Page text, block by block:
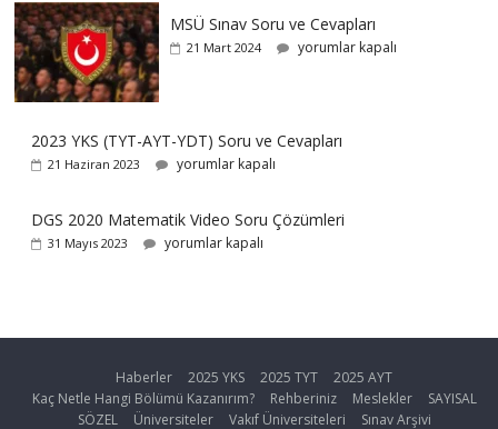
MSÜ Sınav Soru ve Cevapları
21 Mart 2024 yorumlar kapalı
2023 YKS (TYT-AYT-YDT) Soru ve Cevapları
21 Haziran 2023 yorumlar kapalı
DGS 2020 Matematik Video Soru Çözümleri
31 Mayıs 2023 yorumlar kapalı
Haberler 2025 YKS 2025 TYT
2025 AYT
Kaç Netle Hangi Bölümü Kazanırım?
Rehberiniz Meslekler
SAYISAL
SÖZEL
Üniversiteler Vakıf Üniversiteleri Sınav Arşivi